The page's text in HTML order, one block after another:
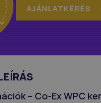
AJÁNLATKÉRÉS
– Co-Ex WPC